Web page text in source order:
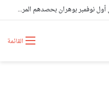
تألق علمي وطبي لكوادر مستشفى أول نوفمبر بوهران بحصدهم المراتب الأولى وطنيا
القائمة